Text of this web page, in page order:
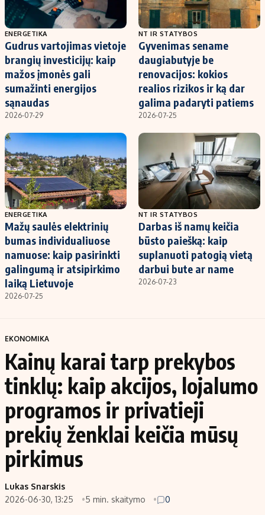
ENERGETIKA
Gudrus vartojimas vietoje
brangių investicijų: kaip
mažos įmonės gali
sumažinti energijos
sąnaudas
2026-07-29
NT IR STATYBOS
Gyvenimas sename
daugiabutyje be
renovacijos: kokios
realios rizikos ir ką dar
galima padaryti patiems
2026-07-25
ENERGETIKA
Mažų saulės elektrinių
bumas individualiuose
namuose: kaip pasirinkti
galingumą ir atsipirkimo
laiką Lietuvoje
2026-07-25
NT IR STATYBOS
Darbas iš namų keičia
būsto paiešką: kaip
suplanuoti patogią vietą
darbui bute ar name
2026-07-23
EKONOMIKA
Kainų karai tarp prekybos
tinklų: kaip akcijos, lojalumo
programos ir privatieji
prekių ženklai keičia mūsų
pirkimus
Lukas Snarskis
2026-06-30, 13:25
5 min. skaitymo 0